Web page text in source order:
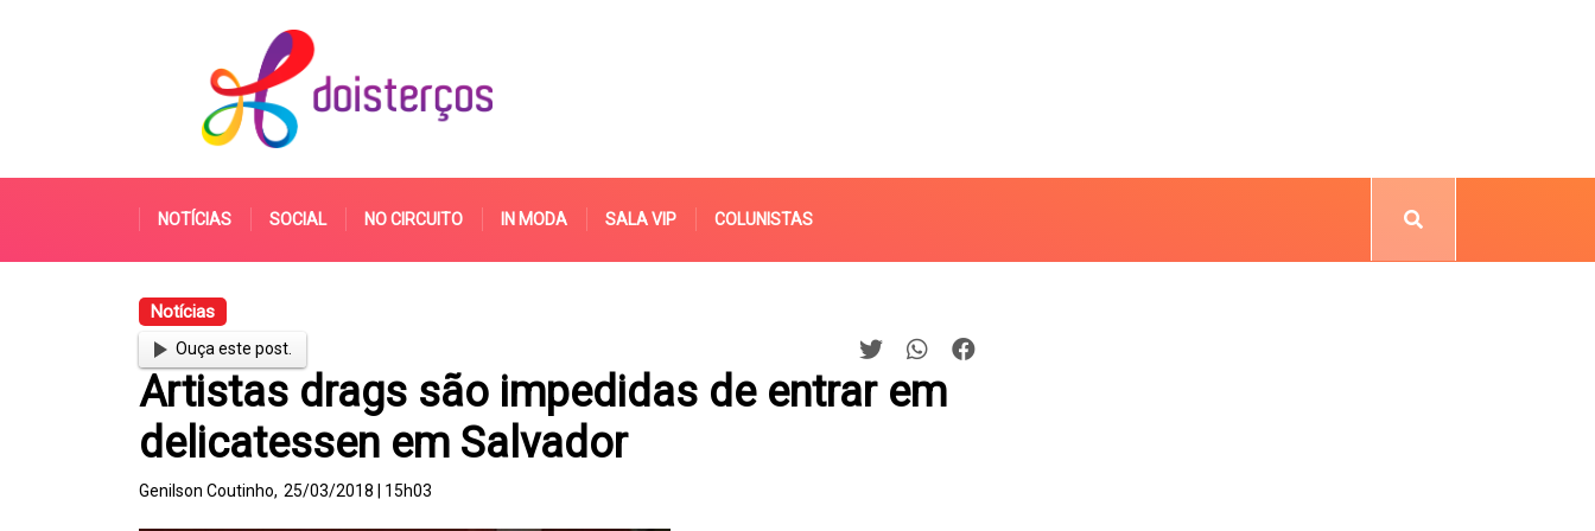
NOTÍCIAS SOCIAL NO CIRCUITO IN MODA SALA VIP COLUNISTAS
Notícias
Ouça este post.
Artistas drags são impedidas de entrar em
delicatessen em Salvador
Genilson Coutinho, 25/03/2018 | 15h03